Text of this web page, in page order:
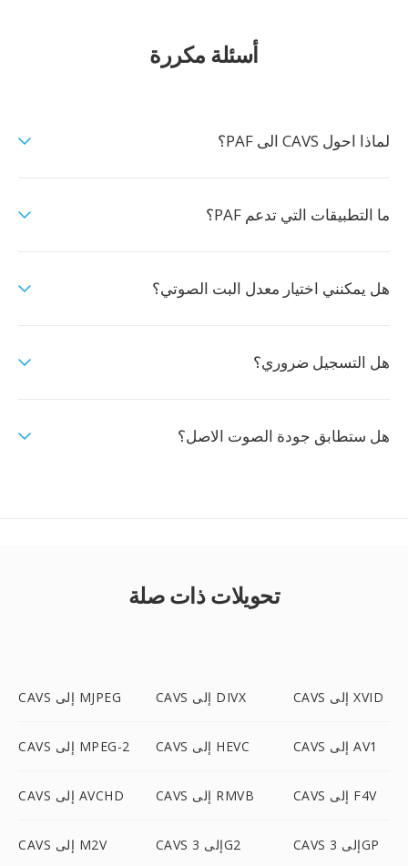
أسئلة مكررة
لماذا احول CAVS الى PAF؟
ما التطبيقات التي تدعم PAF؟
هل يمكنني اختيار معدل البت الصوتي؟
هل التسجيل ضروري؟
هل ستطابق جودة الصوت الاصل؟
تحويلات ذات صلة
CAVS إلى MJPEG CAVS إلى DIVX CAVS إلى XVID
CAVS إلى MPEG-2 CAVS إلى HEVC CAVS إلى AV1
CAVS إلى AVCHD CAVS إلى RMVB CAVS إلى F4V
CAVS إلى M2V CAVS إلى 3G2 CAVS إلى 3GP